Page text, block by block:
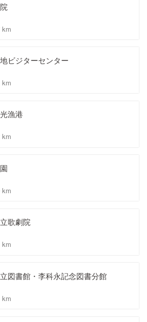
km
ビジターセンター
km
漁港
km
km
歌劇院
km
図書館・李科永記念図書分館
km